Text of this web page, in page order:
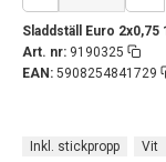
Sladdställ Euro 2x0,75
Art. nr: 9190325
EAN: 5908254841729
Inkl. stickpropp Vit